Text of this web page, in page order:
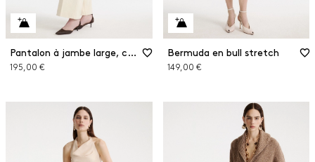
Pantalon à jambe large, coupe raccourcie
195,00 €
Bermuda en bull stretch
149,00 €